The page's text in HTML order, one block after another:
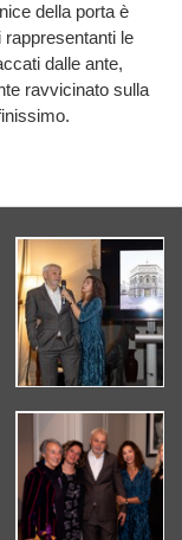
della porta è
le
dalle ante,
ravvicinato sulla